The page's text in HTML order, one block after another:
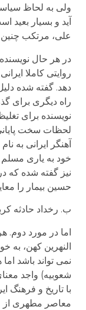
ولی به لحاظ
آید و بسیار
علی، مرتکب
در هر حال
روایتی کاملا
دهد. گفته شده
راه دیگری برای
نویسنده برای
لحظات سخت
آهنگر ایرانی به
خود به یاری مسلم
نیز گفته شده که
حسین بیمار را
ب. رخداد حادثه
اما در مورد دوم.
النهرین کهن، به
نمی تواند باشد
شعوبیه) واجد
با تاریخ و فرهنگ
معاصر مطهری از